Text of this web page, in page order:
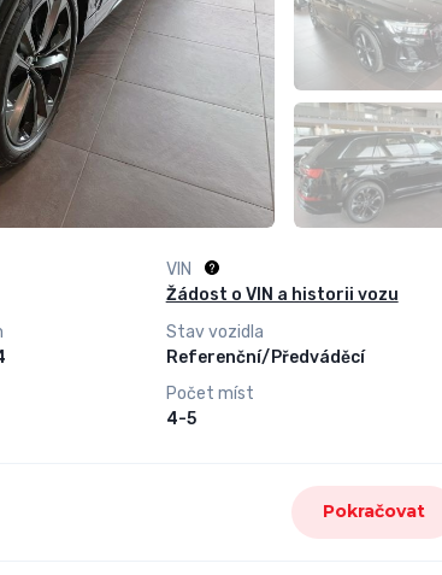
VIN
Žádost o VIN a historii vozu
Stav vozidla
Referenční/Předváděcí
Počet míst
4-5
Pokračovat